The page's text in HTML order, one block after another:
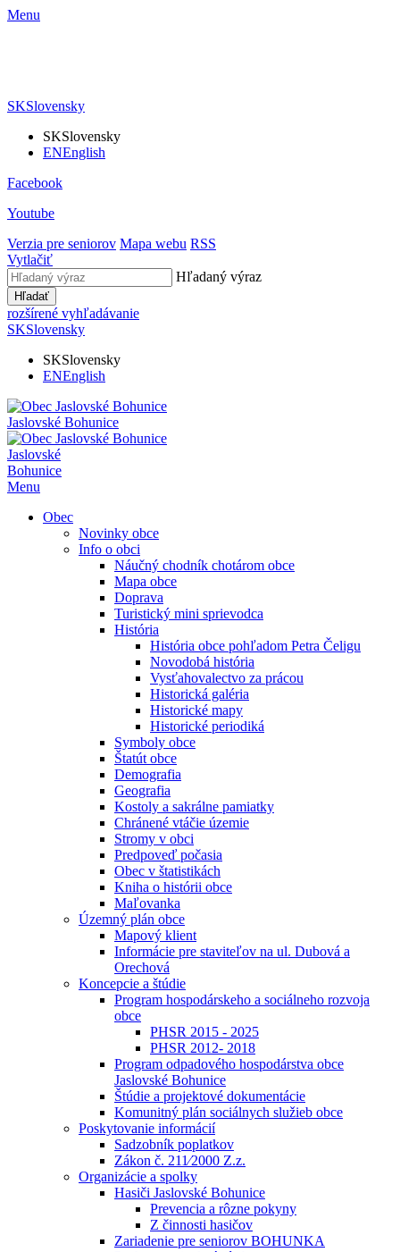
Menu
SKSlovensky
SKSlovensky
ENEnglish
Facebook
Youtube
Verzia pre seniorov Mapa webu RSS
Vytlačiť
Hľadaný výraz
Hľadať
rozšírené vyhľadávanie
SKSlovensky
SKSlovensky
ENEnglish
Jaslovské Bohunice
Jaslovské
Bohunice
Menu
Obec
Novinky obce
Info o obci
Náučný chodník chotárom obce
Mapa obce
Doprava
Turistický mini sprievodca
História
História obce pohľadom Petra Čeligu
Novodobá história
Vysťahovalectvo za prácou
Historická galéria
Historické mapy
Historické periodiká
Symboly obce
Štatút obce
Demografia
Geografia
Kostoly a sakrálne pamiatky
Chránené vtáčie územie
Stromy v obci
Predpoveď počasia
Obec v štatistikách
Kniha o histórii obce
Maľovanka
Územný plán obce
Mapový klient
Informácie pre staviteľov na ul. Dubová a
Orechová
Koncepcie a štúdie
Program hospodárskeho a sociálneho rozvoja
obce
PHSR 2015 - 2025
PHSR 2012- 2018
Program odpadového hospodárstva obce
Jaslovské Bohunice
Štúdie a projektové dokumentácie
Komunitný plán sociálnych služieb obce
Poskytovanie informácií
Sadzobník poplatkov
Zákon č. 211⁄2000 Z.z.
Organizácie a spolky
Hasiči Jaslovské Bohunice
Prevencia a rôzne pokyny
Z činnosti hasičov
Zariadenie pre seniorov BOHUNKA